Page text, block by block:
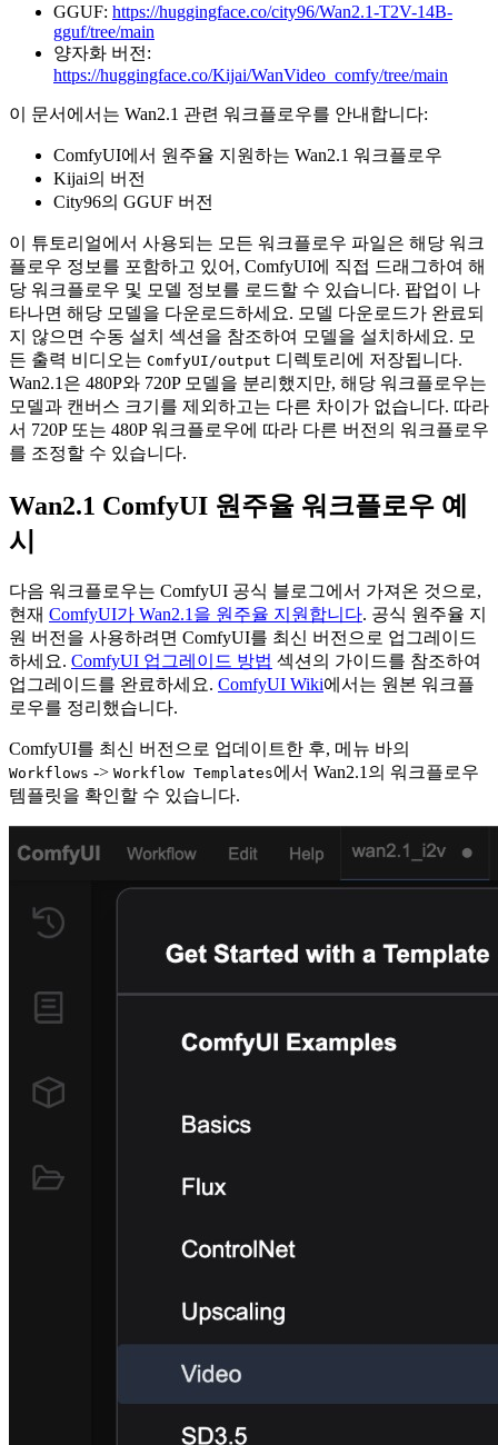
GGUF: https://huggingface.co/city96/Wan2.1-T2V-14B-
gguf/tree/main
양자화 버전:
https://huggingface.co/Kijai/WanVideo_comfy/tree/main
이 문서에서는 Wan2.1 관련 워크플로우를 안내합니다:
ComfyUI에서 원주율 지원하는 Wan2.1 워크플로우
Kijai의 버전
City96의 GGUF 버전
이 튜토리얼에서 사용되는 모든 워크플로우 파일은 해당 워크
플로우 정보를 포함하고 있어, ComfyUI에 직접 드래그하여 해
당 워크플로우 및 모델 정보를 로드할 수 있습니다. 팝업이 나
타나면 해당 모델을 다운로드하세요. 모델 다운로드가 완료되
지 않으면 수동 설치 섹션을 참조하여 모델을 설치하세요. 모
든 출력 비디오는 ComfyUI/output 디렉토리에 저장됩니다.
Wan2.1은 480P와 720P 모델을 분리했지만, 해당 워크플로우는
모델과 캔버스 크기를 제외하고는 다른 차이가 없습니다. 따라
서 720P 또는 480P 워크플로우에 따라 다른 버전의 워크플로우
를 조정할 수 있습니다.
Wan2.1 ComfyUI 원주율 워크플로우 예
시
다음 워크플로우는 ComfyUI 공식 블로그에서 가져온 것으로,
현재 ComfyUI가 Wan2.1을 원주율 지원합니다. 공식 원주율 지
원 버전을 사용하려면 ComfyUI를 최신 버전으로 업그레이드
하세요. ComfyUI 업그레이드 방법 섹션의 가이드를 참조하여
업그레이드를 완료하세요. ComfyUI Wiki에서는 원본 워크플
로우를 정리했습니다.
ComfyUI를 최신 버전으로 업데이트한 후, 메뉴 바의
Workflows -> Workflow Templates에서 Wan2.1의 워크플로우
템플릿을 확인할 수 있습니다.